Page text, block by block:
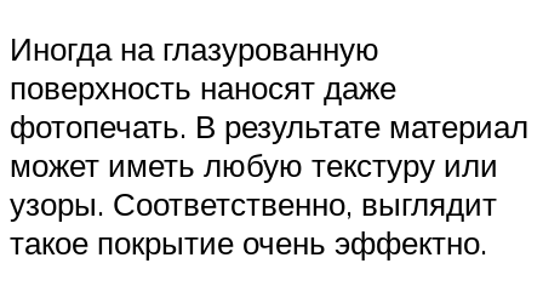
Иногда на глазурованную
поверхность наносят даже
фотопечать. В результате материал
может иметь любую текстуру или
узоры. Соответственно, выглядит
такое покрытие очень эффектно.